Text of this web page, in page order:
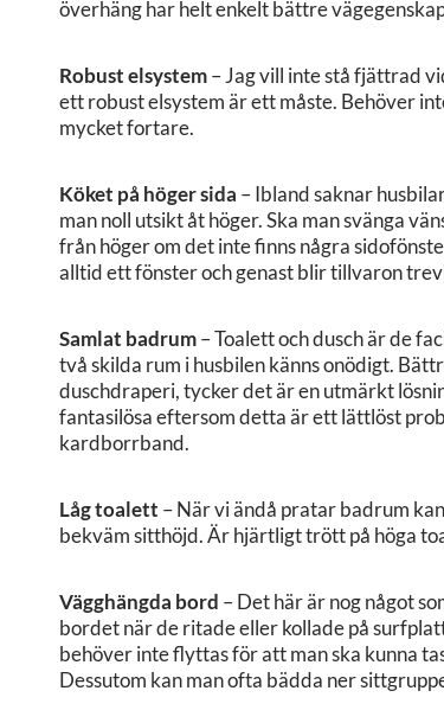
överhäng har helt enkelt bättre
Robust elsystem– Jag vill inte stå fjättrad
ett robust elsystem är ett måste. Behöver
mycket fortare.
Köket på höger sida – Ibland saknar
man noll utsikt åt höger. Ska man svänga
från höger om det inte finns några
alltid ett fönster och genast blir tillvaron
Samlat badrum– Toalett och dusch är de
två skilda rum i husbilen känns onödigt.
duschdraperi, tycker det är en utmärkt
fantasilösa eftersom detta är ett lättlöst
kardborrband.
Låg toalett – När vi ändå pratar badrum
bekväm sitthöjd. Är hjärtligt trött på höga
Vägghängda bord – Det här är nog något
bordet när de ritade eller kollade på
behöver inte flyttas för att man ska kunna
Dessutom kan man ofta bädda ner